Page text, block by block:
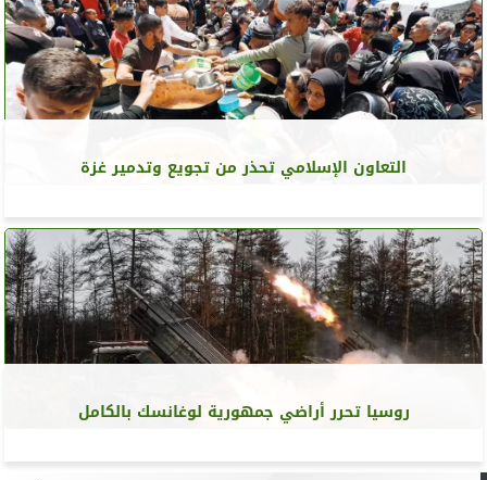
التعاون الإسلامي تحذر من تجويع وتدمير غزة
روسيا تحرر أراضي جمهورية لوغانسك بالكامل